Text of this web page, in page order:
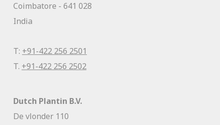
Coimbatore - 641 028
India
T: +91-422 256 2501
T. +91-422 256 2502
Dutch Plantin B.V.
De vlonder 110